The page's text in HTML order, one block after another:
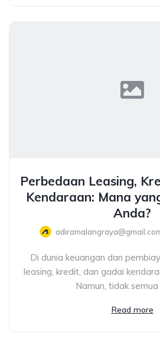
Perbedaan Leasing,
Kendaraan: Mana
Anda?
Di dunia keuangan dan
leasing, kredit, dan gadai
Namun, tidak semua
Read more